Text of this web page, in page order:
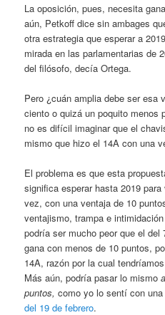
La oposición, pues, necesita
aún, Petkoff dice sin ambages
otra estrategia que esperar a
mirada en las parlamentarias de
del filósofo, decía Ortega.
Pero ¿cuán amplia debe ser esa
ciento o quizá un poquito menos
no es difícil imaginar que el
mismo que hizo el 14A con una
El problema es que esta
significa esperar hasta 2019
vez, con una ventaja de 10
ventajismo, trampa e
podría ser mucho peor que el
gana con menos de 10 puntos,
14A, razón por la cual
Más aún, podría pasar lo mismo
puntos,como yo lo sentí con
del 19 de febrero.